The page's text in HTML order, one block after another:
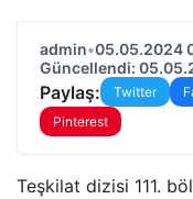
admin•05.05.2024
Güncellendi:
Paylaş: Twitter
Pinterest
Teşkilat dizisi 111.